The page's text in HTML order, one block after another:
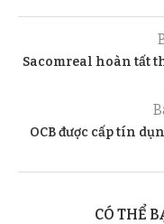
Sacomreal hoàn tất
OCB được cấp tín
CÓ THỂ